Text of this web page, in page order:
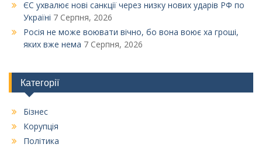
ЄС ухвалює нові санкції через низку нових ударів РФ по
Україні 7 Серпня, 2026
Росія не може воювати вічно, бо вона воює ха гроші,
яких вже нема 7 Серпня, 2026
Категорії
Бізнес
Корупція
Політика